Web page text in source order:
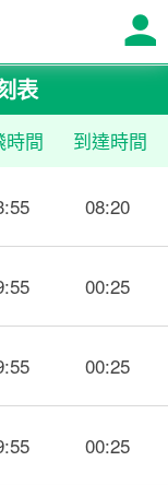
表
時間 到達時間
08:20
00:25
00:25
00:25